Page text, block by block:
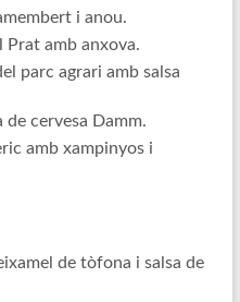
i anou.
Prat amb anxova.
parc agrari amb salsa
de cervesa Damm.
amb xampinyos i
de tòfona i salsa de